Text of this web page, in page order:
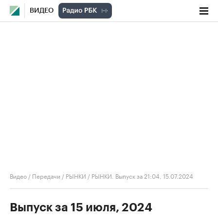
ВИДЕО
Видео / Передачи / РЫНКИ / РЫНКИ. Выпуск за 21:04, 15.07.2024
Выпуск за 15 июля, 2024